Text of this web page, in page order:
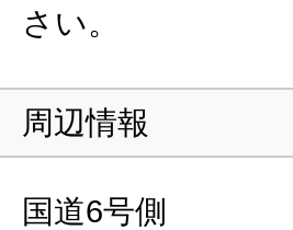
さい。
周辺情報
国道6号側